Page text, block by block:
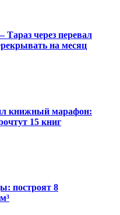
через перевал
на месяц
книжный марафон:
15 книг
построят 8